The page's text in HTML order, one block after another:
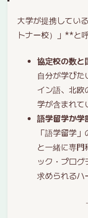
大学が提携してい
トナー校）」**と
協定校の数と
自分が学び
イン語、北欧
学が含まれて
語学留学か学
「語学留学
と一緒に専門
ック・プログ
求められるハ